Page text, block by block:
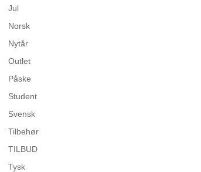
Jul
Norsk
Nytår
Outlet
Påske
Student
Svensk
Tilbehør
TILBUD
Tysk